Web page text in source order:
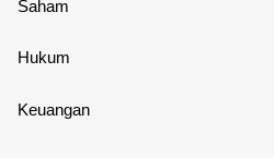
Saham
Hukum
Keuangan